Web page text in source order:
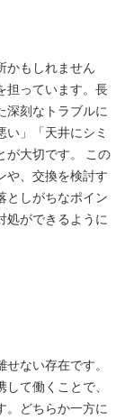
かもしれません
担っています。長
深刻なトラブルに
」「天井にシミ
が大切です。 この
や、交換を検討す
としがちなポイン
処ができるように
ない存在です。
て働くことで、
。どちらか一方に